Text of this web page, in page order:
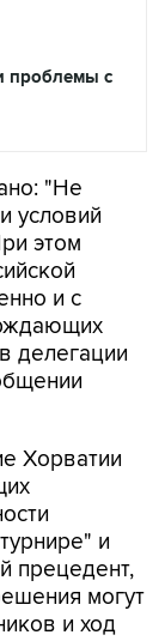
проблемы с
"Не
условий
этом
и с
делегации
Хорватии
и
прецедент,
могут
и ход